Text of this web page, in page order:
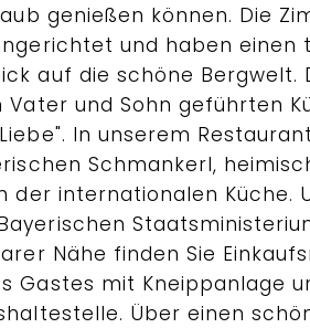
genießen können. Die
und haben einen
auf die schöne Bergwelt.
Vater und Sohn geführten
In unserem
Schmankerl,
der internationalen Küche.
Nähe finden Sie
Gastes mit Kneippanlage
Über einen